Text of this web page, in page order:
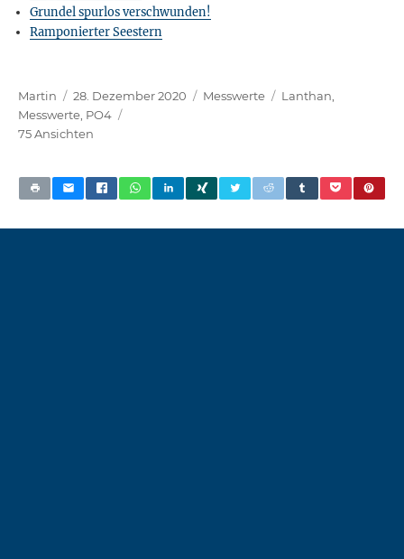
Grundel spurlos verschwunden!
Ramponierter Seestern
Autor
Martin
Veröffentlicht
am
28. Dezember 2020 Kategorien
Messwerte Schlagwörter
Lanthan
Messwerte PO4
75 Ansichten